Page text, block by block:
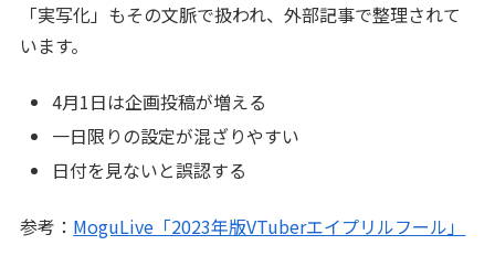
「実写化」もその文脈で扱われ、外部記事で整理されて
います。
4月1日は企画投稿が増える
一日限りの設定が混ざりやすい
日付を見ないと誤認する
参考： MoguLive「2023年版VTuberエイプリルフール」